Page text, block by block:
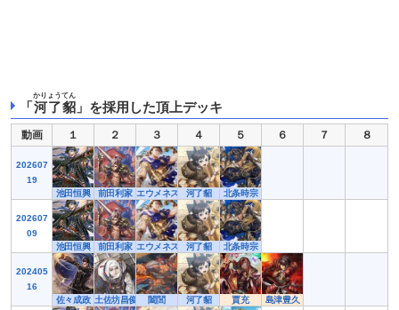
「河了貂
かりょうてん
」を採用した頂上デッキ
動画 １ ２ ３ ４ ５ ６ ７ ８
202607
19
池田恒興
前田利家 エウメネス 河了貂 北条時宗
202607
09
池田恒興
前田利家 エウメネス 河了貂 北条時宗
202405
16
佐々成政 土佐坊昌俊 闔閭 河了貂 賈充 島津豊久